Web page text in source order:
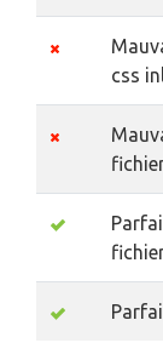
css